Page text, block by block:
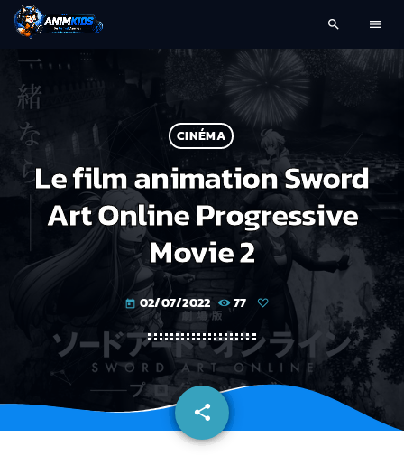
search menu
CINÉMA
Le film animation Sword
Art Online Progressive
Movie 2
today 02/07/2022 77
share
email